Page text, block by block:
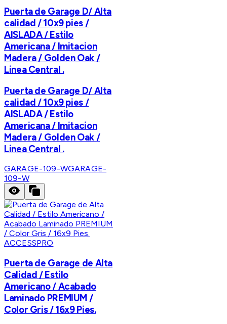
Puerta de Garage D/ Alta
calidad / 10x9 pies /
AISLADA / Estilo
Americana / Imitacion
Madera / Golden Oak /
Linea Central .
Puerta de Garage D/ Alta
calidad / 10x9 pies /
AISLADA / Estilo
Americana / Imitacion
Madera / Golden Oak /
Linea Central .
GARAGE-109-WGARAGE-
109-W
ACCESSPRO
Puerta de Garage de Alta
Calidad / Estilo
Americano / Acabado
Laminado PREMIUM /
Color Gris / 16x9 Pies.